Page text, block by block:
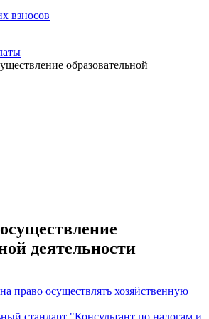
взносов
образовательной
деятельности
право осуществлять хозяйственную
стандарт "Консультант по налогам и